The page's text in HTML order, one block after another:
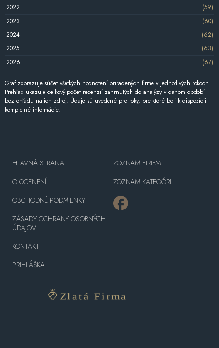
2022
(59)
2023
(60)
2024
(62)
2025
(63)
2026
(67)
Graf zobrazuje súčet všetkých hodnotení priradených firme v jednotlivých rokoch.
Prehľad ukazuje celkový počet recenzií zahrnutých do analýzy v danom období
bez ohľadu na ich zdroj. Údaje sú uvedené pre roky, pre ktoré boli k dispozícii
kompletné informácie.
HLAVNÁ STRANA
O OCENENÍ
OBCHODNÉ PODMIENKY
ZÁSADY OCHRANY OSOBNÝCH
ÚDAJOV
KONTAKT
PRIHLÁŠKA
ZOZNAM FIRIEM
ZOZNAM KATEGÓRII